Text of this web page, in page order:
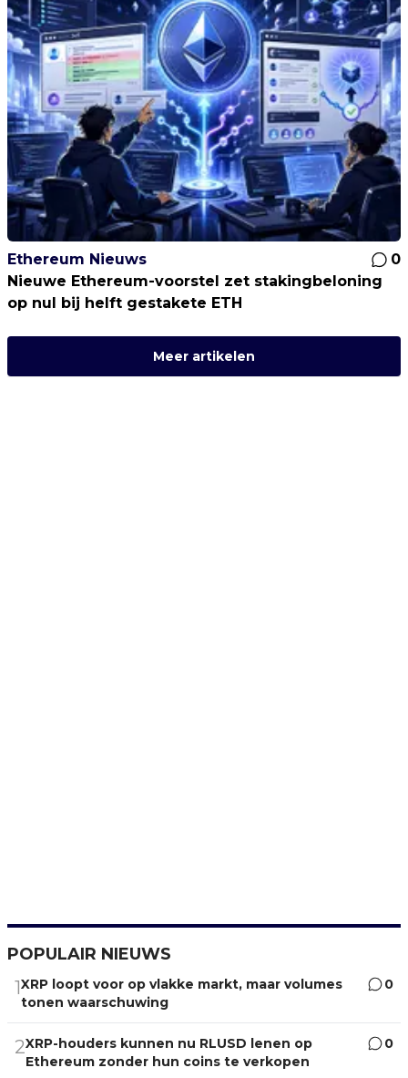
Ethereum Nieuws
0
Nieuwe Ethereum-voorstel zet stakingbeloning
op nul bij helft gestakete ETH
Meer artikelen
POPULAIR NIEUWS
1XRP loopt voor op vlakke markt, maar volumes
tonen waarschuwing
0
2XRP-houders kunnen nu RLUSD lenen op
Ethereum zonder hun coins te verkopen
0